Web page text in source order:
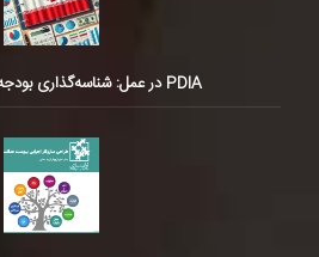
PDIA در عمل: شناسه‌گذاری بودجه و طبقه‌بندی آن